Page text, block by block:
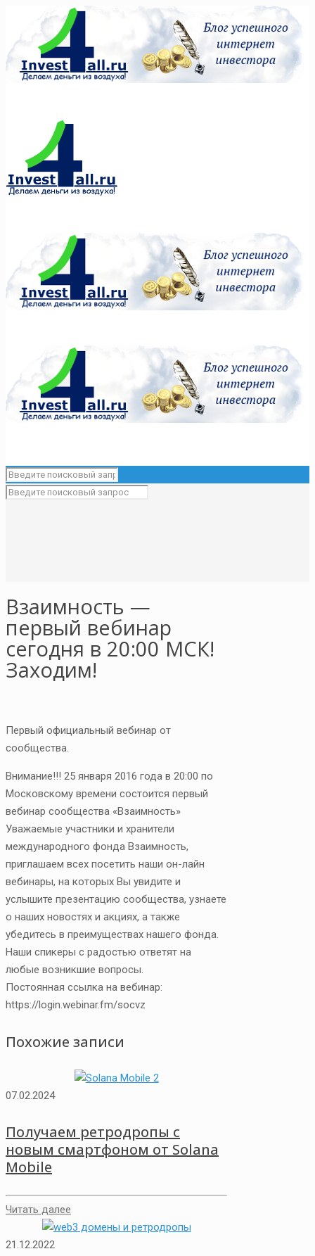
Взаимность —
первый вебинар
сегодня в 20:00 МСК!
Заходим!
Первый официальный вебинар от
сообщества.
Внимание!!! 25 января 2016 года в 20:00 по
Московскому времени состоится первый
вебинар сообщества «Взаимность»
Уважаемые участники и хранители
международного фонда Взаимность,
приглашаем всех посетить наши он-лайн
вебинары, на которых Вы увидите и
услышите презентацию сообщества, узнаете
о наших новостях и акциях, а также
убедитесь в преимуществах нашего фонда.
Наши спикеры с радостью ответят на
любые возникшие вопросы.
Постоянная ссылка на вебинар:
https://login.webinar.fm/socvz
Похожие записи
07.02.2024
Получаем ретродропы с
новым смартфоном от Solana
Mobile
Читать далее
21.12.2022